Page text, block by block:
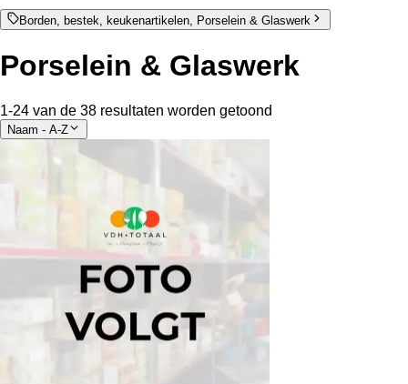
Borden, bestek, keukenartikelen, Porselein & Glaswerk
Porselein & Glaswerk
1-24 van de 38 resultaten worden getoond
Naam - A-Z